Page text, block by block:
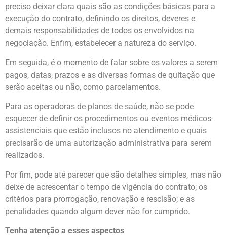
preciso deixar clara quais são as condições básicas para a
execução do contrato, definindo os direitos, deveres e
demais responsabilidades de todos os envolvidos na
negociação. Enfim, estabelecer a natureza do serviço.
Em seguida, é o momento de falar sobre os valores a serem
pagos, datas, prazos e as diversas formas de quitação que
serão aceitas ou não, como parcelamentos.
Para as operadoras de planos de saúde, não se pode
esquecer de definir os procedimentos ou eventos médicos-
assistenciais que estão inclusos no atendimento e quais
precisarão de uma autorização administrativa para serem
realizados.
Por fim, pode até parecer que são detalhes simples, mas não
deixe de acrescentar o tempo de vigência do contrato; os
critérios para prorrogação, renovação e rescisão; e as
penalidades quando algum dever não for cumprido.
Tenha atenção a esses aspectos